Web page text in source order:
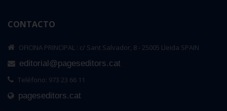
CONTACTO
OFICINA PRINCIPAL : c/ Sant Salvador, 8 - 25005 Lleida SPAIN
editorial@pageseditors.cat
Teléfono: 973 23 66 11
pageseditors.cat